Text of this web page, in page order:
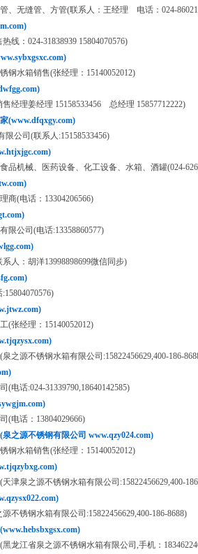
、无缝管、方管(联系人：王经理 电话：024-
线：024-31838939 15804070576)
钢水箱销售(张经理：15140052012)
经理姜经理 15158533456 总经理 15857712222)
(www.dfqxgy.com)
限公司(联系人:15158533456)
品机械、医药设备、化工设备、水箱、酒罐(024-
商(电话：13304206566)
限公司(电话:13358860577)
人：胡洋13998898699微信同步)
(张经理：15140052012)
之源不锈钢水箱有限公司:15822456629,400-186-
(电话:024-31339790,18640142585)
(电话：13804029666)
之源不锈钢有限公司 www.qzy024.com)
钢水箱销售(张经理：15140052012)
津泉之源不锈钢水箱有限公司:15822456629,400-
不锈钢水箱有限公司:15822456629,400-186-8688)
龙江省泉之源不锈钢水箱有限公司,手机：